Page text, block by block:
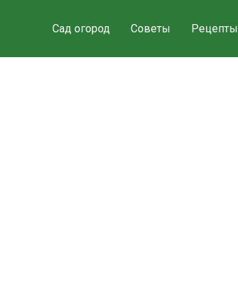
Сад огород Советы Рецепты